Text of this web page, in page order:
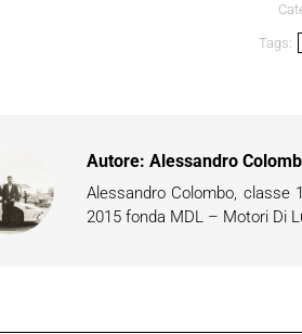
Tags:
Autore: Alessandro
Alessandro Colombo, classe
2015 fonda MDL – Motori Di